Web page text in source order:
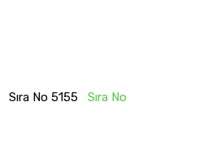
Sıra No 5155 Sıra No